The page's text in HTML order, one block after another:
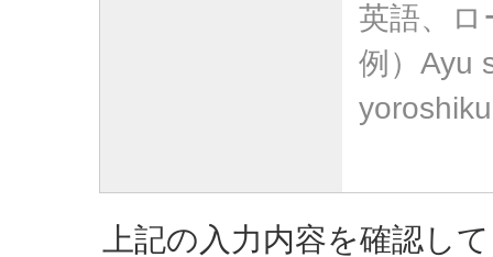
英語、
例）Ayu
上記の入力内容を確認し